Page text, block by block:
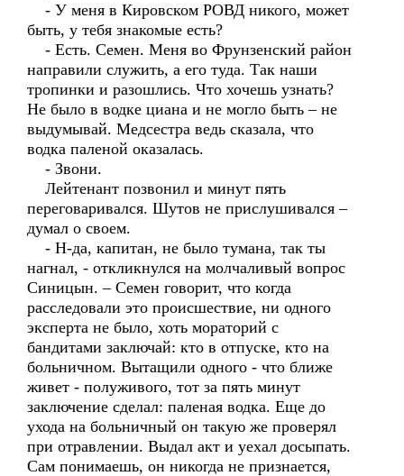
- У меня в Кировском РОВД никого, может
быть, у тебя знакомые есть?
- Есть. Семен. Меня во Фрунзенский район
направили служить, а его туда. Так наши
тропинки и разошлись. Что хочешь узнать?
Не было в водке циана и не могло быть – не
выдумывай. Медсестра ведь сказала, что
водка паленой оказалась.
- Звони.
Лейтенант позвонил и минут пять
переговаривался. Шутов не прислушивался –
думал о своем.
- Н-да, капитан, не было тумана, так ты
нагнал, - откликнулся на молчаливый вопрос
Синицын. – Семен говорит, что когда
расследовали это происшествие, ни одного
эксперта не было, хоть мораторий с
бандитами заключай: кто в отпуске, кто на
больничном. Вытащили одного - что ближе
живет - полуживого, тот за пять минут
заключение сделал: паленая водка. Еще до
ухода на больничный он такую же проверял
при отравлении. Выдал акт и уехал досыпать.
Сам понимаешь, он никогда не признается,